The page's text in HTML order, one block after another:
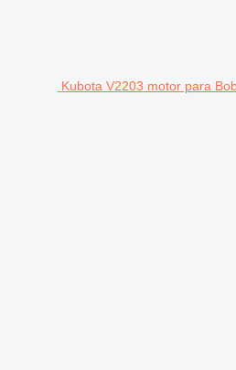
Kubota V2203 motor para